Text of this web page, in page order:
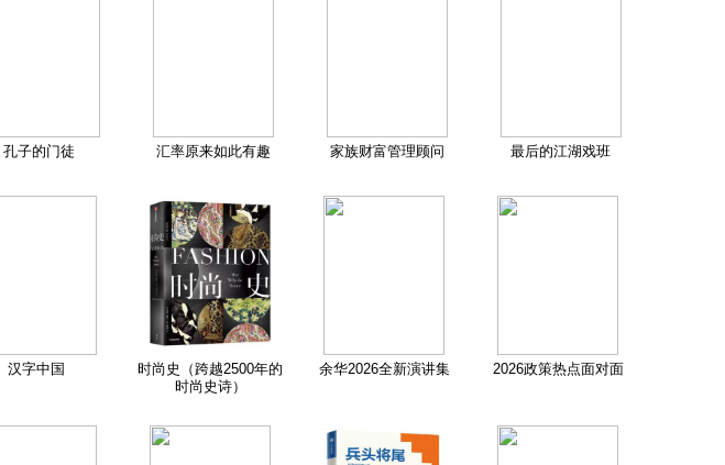
孔子的门徒 汇率原来如此有趣 家族财富管理顾问 最后的江湖戏班
汉字中国
时尚史（跨越2500年的
时尚史诗）
余华2026全新演讲集 2026政策热点面对面